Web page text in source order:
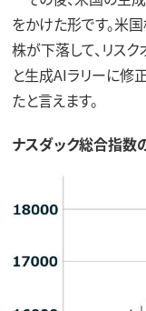
をかけた形です。米
株が下落して、リス
と生成AIラリーに修
たと言えます。
ナスダック総合指数